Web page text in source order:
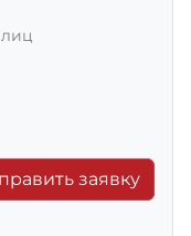
заявку